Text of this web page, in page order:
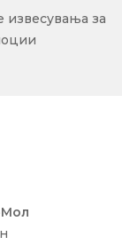
извесувања за
Мол